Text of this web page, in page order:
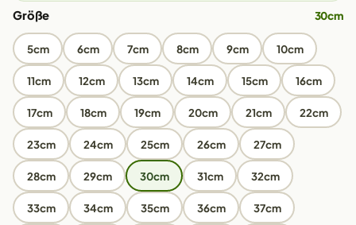
Größe 30cm
5cm 6cm 7cm 8cm 9cm 10cm
11cm 12cm 13cm 14cm 15cm 16cm
17cm 18cm 19cm 20cm 21cm 22cm
23cm 24cm 25cm 26cm 27cm
28cm 29cm 30cm 31cm 32cm
33cm 34cm 35cm 36cm 37cm